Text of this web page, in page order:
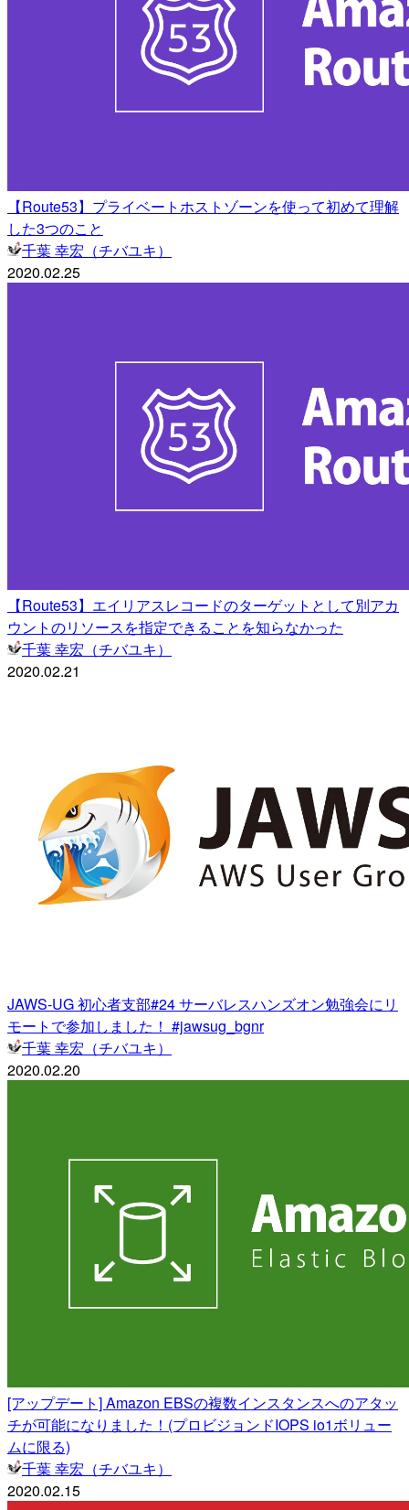
【Route53】プライベートホストゾーンを使って初めて理解
した3つのこと
千葉 幸宏（チバユキ）
2020.02.25
【Route53】エイリアスレコードのターゲットとして別アカ
ウントのリソースを指定できることを知らなかった
千葉 幸宏（チバユキ）
2020.02.21
JAWS-UG 初心者支部#24 サーバレスハンズオン勉強会にリ
モートで参加しました！ #jawsug_bgnr
千葉 幸宏（チバユキ）
2020.02.20
[アップデート] Amazon EBSの複数インスタンスへのアタッ
チが可能になりました！(プロビジョンドIOPS io1ボリュー
ムに限る)
千葉 幸宏（チバユキ）
2020.02.15